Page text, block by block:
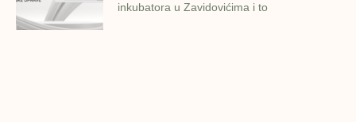
inkubatora u Zavidovićima i to